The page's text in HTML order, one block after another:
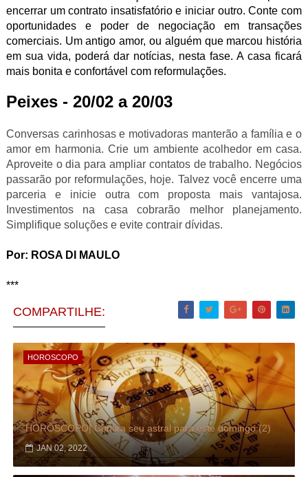
encerrar um contrato insatisfatório e iniciar outro. Conte com
oportunidades e poder de negociação em transações
comerciais. Um antigo amor, ou alguém que marcou história
em sua vida, poderá dar notícias, nesta fase. A casa ficará
mais bonita e confortável com reformulações.
Peixes - 20/02 a 20/03
Conversas carinhosas e motivadoras manterão a família e o
amor em harmonia. Crie um ambiente acolhedor em casa.
Aproveite o dia para ampliar contatos de trabalho. Negócios
passarão por reformulações, hoje. Talvez você encerre uma
parceria e inicie outra com proposta mais vantajosa.
Investimentos na casa cobrarão melhor planejamento.
Simplifique soluções e evite contrair dívidas.
Por: ROSA DI MAULO
***
COMPARTILHE:
HOROSCOPO
HORÓSCOPO| Confira seu astral para este domingo (2)
JAN 02, 2022